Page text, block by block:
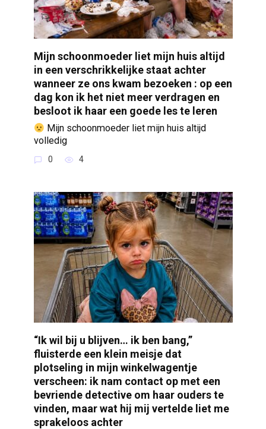
Mijn schoonmoeder liet mijn huis altijd
in een verschrikkelijke staat achter
wanneer ze ons kwam bezoeken : op een
dag kon ik het niet meer verdragen en
besloot ik haar een goede les te leren
Mijn schoonmoeder liet mijn huis altijd
volledig
0 4
“Ik wil bij u blijven… ik ben bang,”
fluisterde een klein meisje dat
plotseling in mijn winkelwagentje
verscheen: ik nam contact op met een
bevriende detective om haar ouders te
vinden, maar wat hij mij vertelde liet me
sprakeloos achter